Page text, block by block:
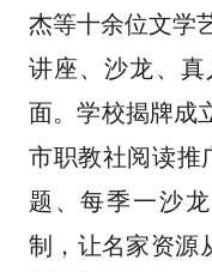
杰等十余位文学
讲座、沙龙、
面。学校揭牌成
市职教社阅读推
题、每季一沙
制，让名家资源